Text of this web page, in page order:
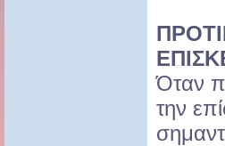
Όταν
την